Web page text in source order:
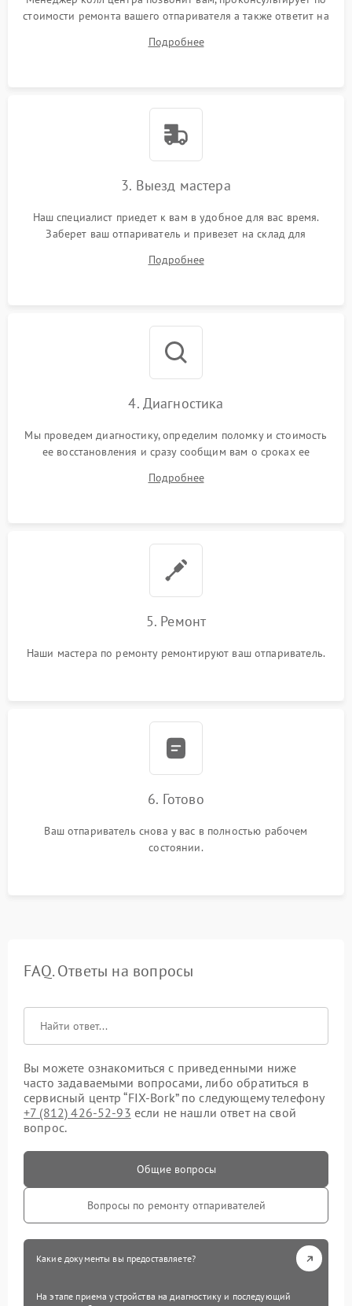
стоимости ремонта вашего отпаривателя а также ответит на
Подробнее
3. Выезд мастера
Наш специалист приедет к вам в удобное для вас время.
Заберет ваш отпариватель и привезет на склад для
Подробнее
4. Диагностика
Мы проведем диагностику, определим поломку и стоимость
ее восстановления и сразу сообщим вам о сроках ее
Подробнее
5. Ремонт
Наши мастера по ремонту ремонтируют ваш отпариватель.
6. Готово
Ваш отпариватель снова у вас в полностью рабочем
состоянии.
FAQ. Ответы на вопросы
Вы можете ознакомиться с приведенными ниже
часто задаваемыми вопросами, либо обратиться в
сервисный центр “FIX-Bork” по следующему телефону
+7 (812) 426-52-93 если не нашли ответ на свой
вопрос.
Общие вопросы
Вопросы по ремонту отпаривателей
Какие документы вы предоставляете?
На этапе приема устройства на диагностику и последующий